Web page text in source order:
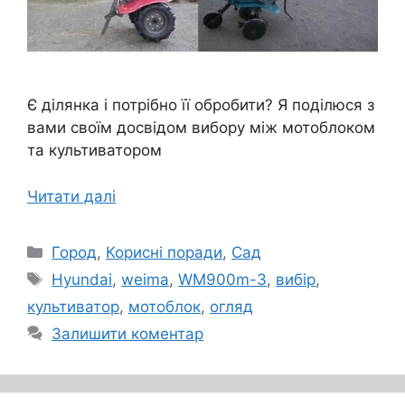
Є ділянка і потрібно її обробити? Я поділюся з
вами своїм досвідом вибору між мотоблоком
та культиватором
Читати далі
Категорії
Город, Корисні поради, Сад
Позначки
Hyundai,weima,WM900m-3, вибір,
культиватор, мотоблок, огляд
Залишити коментар